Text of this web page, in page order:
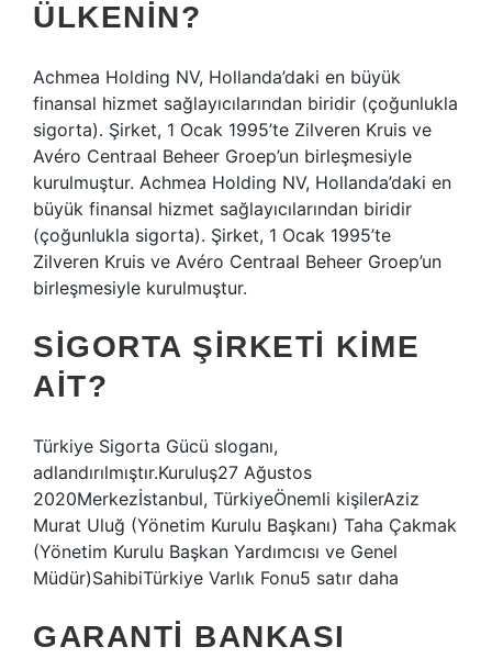
ÜLKENIN?
Achmea Holding NV, Hollanda’daki en büyük
finansal hizmet sağlayıcılarından biridir (çoğunlukla
sigorta). Şirket, 1 Ocak 1995’te Zilveren Kruis ve
Avéro Centraal Beheer Groep’un birleşmesiyle
kurulmuştur. Achmea Holding NV, Hollanda’daki en
büyük finansal hizmet sağlayıcılarından biridir
(çoğunlukla sigorta). Şirket, 1 Ocak 1995’te
Zilveren Kruis ve Avéro Centraal Beheer Groep’un
birleşmesiyle kurulmuştur.
SIGORTA ŞIRKETI KIME
AIT?
Türkiye Sigorta Gücü sloganı,
adlandırılmıştır.Kuruluş27 Ağustos
2020Merkezİstanbul, TürkiyeÖnemli kişilerAziz
Murat Uluğ (Yönetim Kurulu Başkanı) Taha Çakmak
(Yönetim Kurulu Başkan Yardımcısı ve Genel
Müdür)SahibiTürkiye Varlık Fonu5 satır daha
GARANTI BANKASI